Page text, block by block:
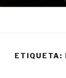
ETIQUETA: